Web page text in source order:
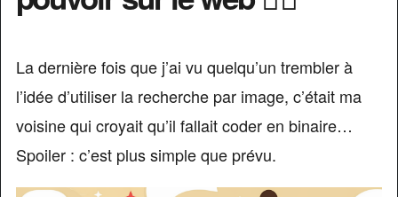
La dernière fois que j’ai vu quelqu’un trembler à
l’idée d’utiliser la recherche par image, c’était ma
voisine qui croyait qu’il fallait coder en binaire…
Spoiler : c’est plus simple que prévu.